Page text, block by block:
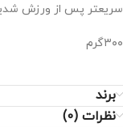
سریعتر پس از ورزش
۳۰۰گرم
برند
نظرات (0)